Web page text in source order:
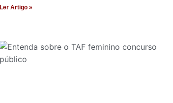
Ler Artigo »